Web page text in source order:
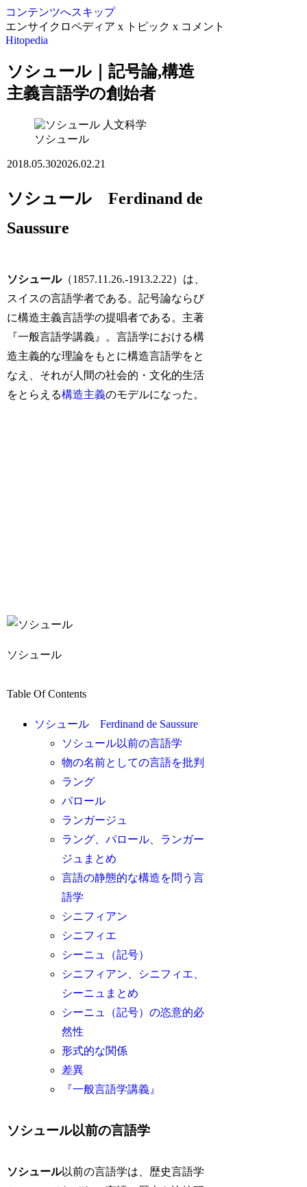
コンテンツへスキップ
エンサイクロペディア x トピック x コメント
Hitopedia
ソシュール｜記号論,構造
主義言語学の創始者
人文科学
ソシュール
2018.05.302026.02.21
ソシュール Ferdinand de
Saussure
ソシュール（1857.11.26.-1913.2.22）は、
スイスの言語学者である。記号論ならび
に構造主義言語学の提唱者である。主著
『一般言語学講義』。言語学における構
造主義的な理論をもとに構造言語学をと
なえ、それが人間の社会的・文化的生活
をとらえる構造主義のモデルになった。
ソシュール
Table Of Contents
ソシュール Ferdinand de Saussure
ソシュール以前の言語学
物の名前としての言語を批判
ラング
パロール
ランガージュ
ラング、パロール、ランガー
ジュまとめ
言語の静態的な構造を問う言
語学
シニフィアン
シニフィエ
シーニュ（記号）
シニフィアン、シニフィエ、
シーニュまとめ
シーニュ（記号）の恣意的必
然性
形式的な関係
差異
『一般言語学講義』
ソシュール以前の言語学
ソシュール以前の言語学は、歴史言語学